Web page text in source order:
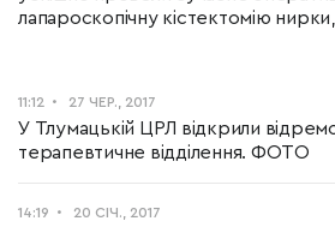
лапароскопічну кістектомію
11:12 27 ЧЕР., 2017
У Тлумацькій ЦРЛ відкрили
терапевтичне відділення. ФОТО
14:19 20 СІЧ., 2017